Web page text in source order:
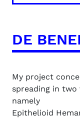
DE
My project
spreading in
namely
Epithelioid